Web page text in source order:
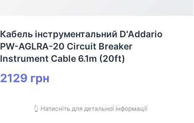
Кабель інструментальний D'Addario
PW-AGLRA-20 Circuit Breaker
Instrument Cable 6.1m (20ft)
2129 грн
👆 Натисніть для детальної інформації